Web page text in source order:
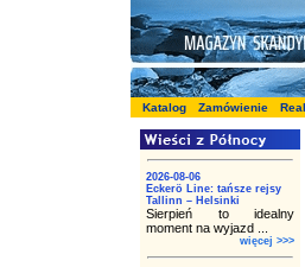
Katalog Zamówienie
2026-08-06
Eckerö Line: tańsze rejsy
Tallinn – Helsinki
Sierpień to idealny
moment na wyjazd ...
więcej >>>